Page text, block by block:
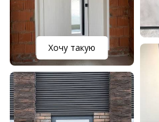
Хочу такую